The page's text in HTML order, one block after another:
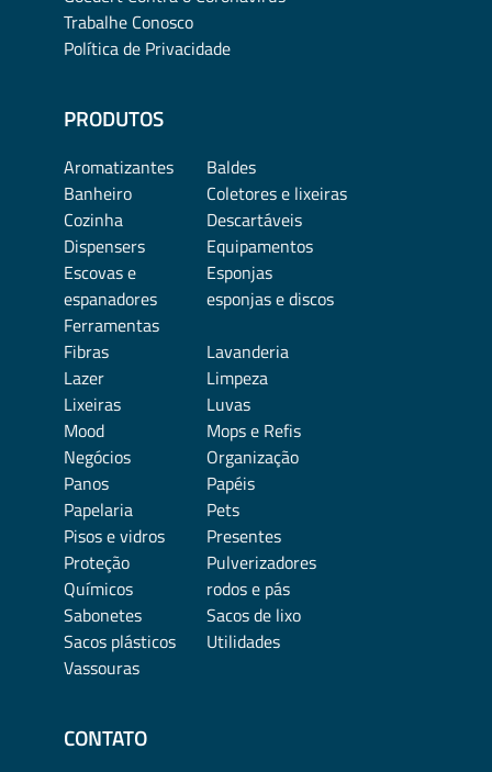
Trabalhe Conosco
Política de Privacidade
PRODUTOS
Aromatizantes
Baldes
Banheiro
Coletores e lixeiras
Cozinha
Descartáveis
Dispensers
Equipamentos
Escovas e
espanadores
Esponjas
esponjas e discos
Ferramentas
Fibras
Lavanderia
Lazer
Limpeza
Lixeiras
Luvas
Mood
Mops e Refis
Negócios
Organização
Panos
Papéis
Papelaria
Pets
Pisos e vidros
Presentes
Proteção
Pulverizadores
Químicos
rodos e pás
Sabonetes
Sacos de lixo
Sacos plásticos
Utilidades
Vassouras
CONTATO